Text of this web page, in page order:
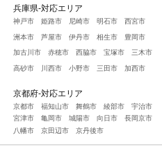
兵庫県-対応エリア
神戸市 姫路市 尼崎市 明石市 西宮市
洲本市 芦屋市 伊丹市 相生市 豊岡市
加古川市 赤穂市 西脇市 宝塚市 三木市
高砂市 川西市 小野市 三田市 加西市
京都府-対応エリア
京都市 福知山市 舞鶴市 綾部市
宇治市
宮津市
亀岡市 城陽市 向日市
長岡京市
八幡市
京田辺市 京丹後市